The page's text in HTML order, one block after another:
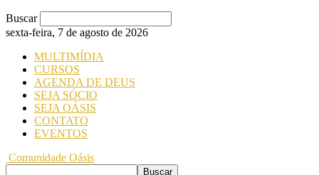
Buscar
sexta-feira, 7 de agosto de 2026
MULTIMÍDIA
CURSOS
AGENDA DE DEUS
SEJA SÓCIO
SEJA OÁSIS
CONTATO
EVENTOS
Comunidade Oásis